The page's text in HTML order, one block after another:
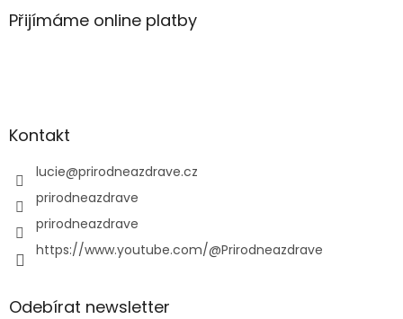
Přijímáme online platby
Kontakt
lucie@prirodneazdrave.cz
prirodneazdrave
prirodneazdrave
https://www.youtube.com/@Prirodneazdrave
Odebírat newsletter